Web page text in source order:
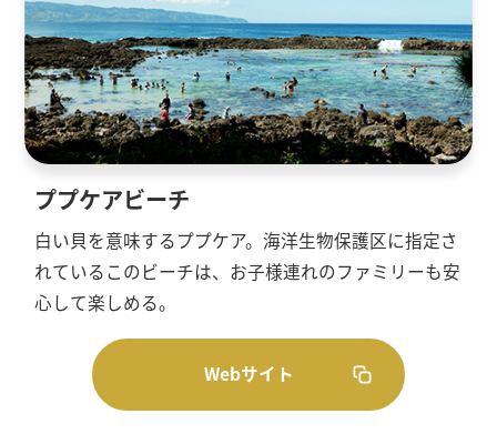
ププケアビーチ
白い貝を意味するププケア。海洋生物保護区に指定さ
れているこのビーチは、お子様連れのファミリーも安
心して楽しめる。
Webサイト